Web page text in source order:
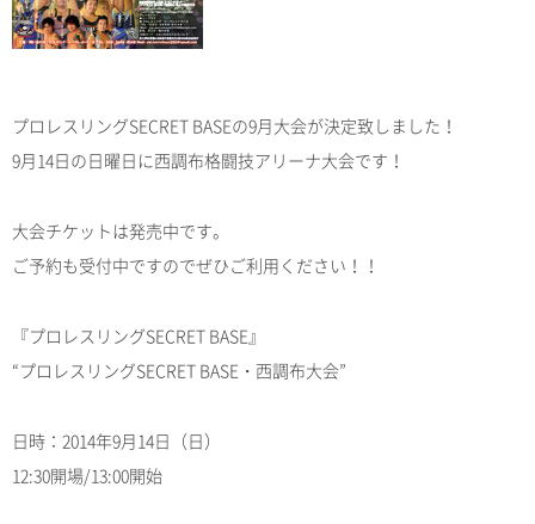
プロレスリングSECRET BASEの9月大会が決定致しました！
9月14日の日曜日に西調布格闘技アリーナ大会です！
大会チケットは発売中です。
ご予約も受付中ですのでぜひご利用ください！！
『プロレスリングSECRET BASE』
“プロレスリングSECRET BASE・西調布大会”
日時：2014年9月14日（日）
12:30開場/13:00開始